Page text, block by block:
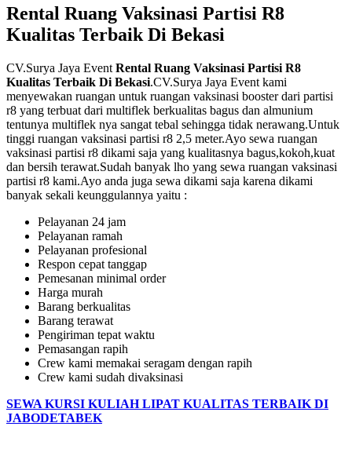
Rental Ruang Vaksinasi Partisi R8
Kualitas Terbaik Di Bekasi
CV.Surya Jaya Event Rental Ruang Vaksinasi Partisi R8
Kualitas Terbaik Di Bekasi.CV.Surya Jaya Event kami
menyewakan ruangan untuk ruangan vaksinasi booster dari partisi
r8 yang terbuat dari multiflek berkualitas bagus dan almunium
tentunya multiflek nya sangat tebal sehingga tidak nerawang.Untuk
tinggi ruangan vaksinasi partisi r8 2,5 meter.Ayo sewa ruangan
vaksinasi partisi r8 dikami saja yang kualitasnya bagus,kokoh,kuat
dan bersih terawat.Sudah banyak lho yang sewa ruangan vaksinasi
partisi r8 kami.Ayo anda juga sewa dikami saja karena dikami
banyak sekali keunggulannya yaitu :
Pelayanan 24 jam
Pelayanan ramah
Pelayanan profesional
Respon cepat tanggap
Pemesanan minimal order
Harga murah
Barang berkualitas
Barang terawat
Pengiriman tepat waktu
Pemasangan rapih
Crew kami memakai seragam dengan rapih
Crew kami sudah divaksinasi
SEWA KURSI KULIAH LIPAT KUALITAS TERBAIK DI
JABODETABEK